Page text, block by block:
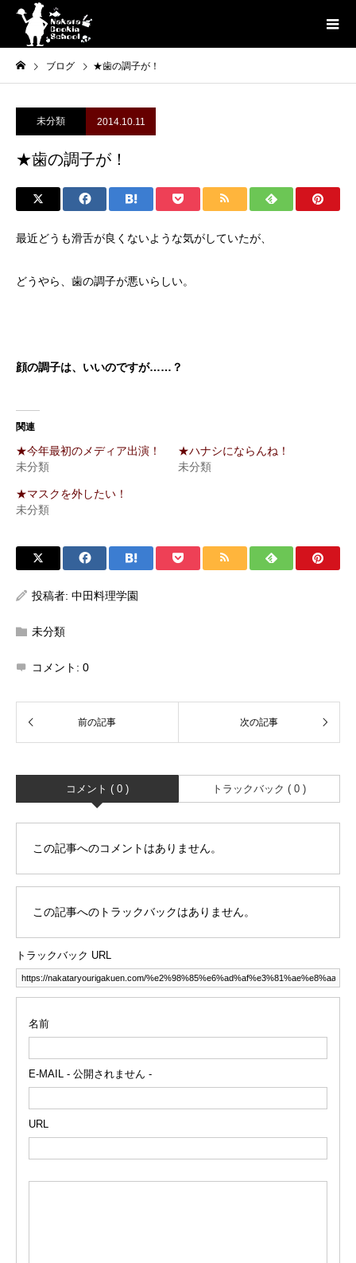
ブログ ★歯の調子が！
未分類 2014.10.11
★歯の調子が！
最近どうも滑舌が良くないような気がしていたが、
どうやら、歯の調子が悪いらしい。
顔の調子は、いいのですが……？
関連
★今年最初のメディア出演！
未分類
★ハナシにならんね！
未分類
★マスクを外したい！
未分類
投稿者: 中田料理学園
未分類
コメント: 0
コメント ( 0 ) トラックバック ( 0 )
この記事へのコメントはありません。
この記事へのトラックバックはありません。
トラックバック URL
名前
E-MAIL - 公開されません -
URL